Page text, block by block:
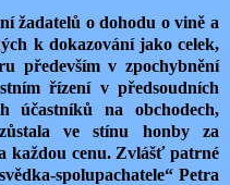
žadatelů o dohodu o vině a
k dokazování jako celek,
především v zpochybnění
řízení v předsoudních
účastníků na obchodech,
ve stínu honby za
každou cenu. Zvlášť patrné
spolupachatele“ Petra